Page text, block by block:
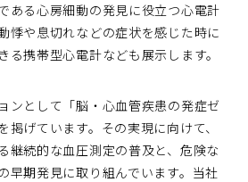
ある心房細動の発見に役立つ心電計
悸や息切れなどの症状を感じた時に
る携帯型心電計なども展示します。
ンとして「脳・心血管疾患の発症ゼ
掲げています。その実現に向けて、
継続的な血圧測定の普及と、危険な
早期発見に取り組んでいます。当社